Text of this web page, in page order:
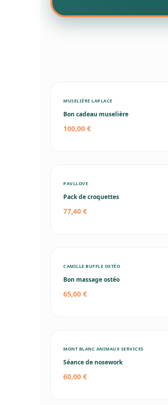
MUSELIÈRE LAPLACE
Bon cadeau muselière
100,00 €
PAVLLOVE
Pack de croquettes
77,40 €
CAMILLE BUFFLE OSTÉO
Bon massage ostéo
65,00 €
MONT BLANC ANIMAUX SERVICES
Séance de nosework
60,00 €